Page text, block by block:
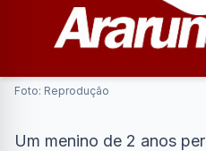
Foto: Reprodução
Um menino de 2 anos